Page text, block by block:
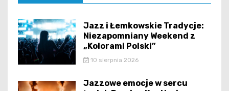
Jazz i Łemkowskie Tradycje:
Niezapomniany Weekend z
„Kolorami Polski”
10 sierpnia 2026
Jazzowe emocje w sercu